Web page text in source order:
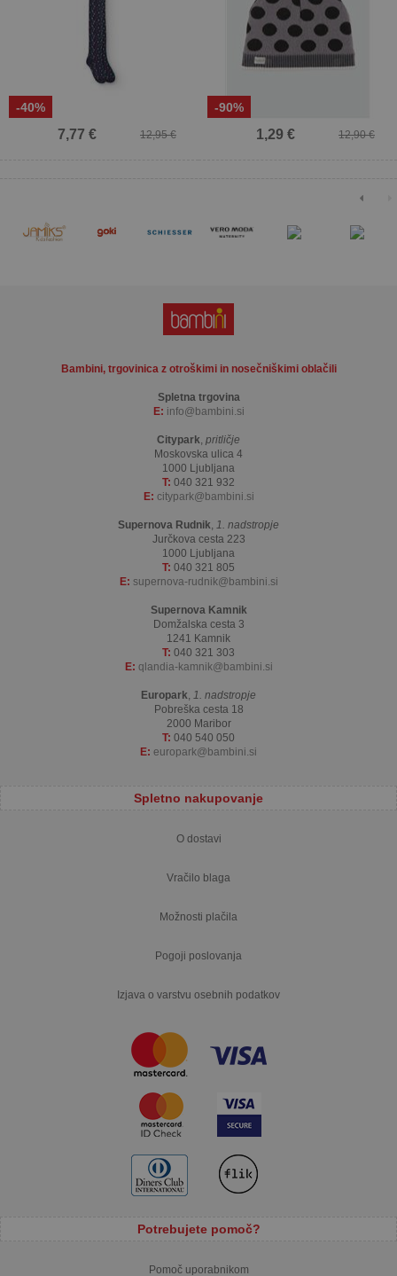
-40%
12,95 €
7,77 €
-90%
12,90 €
1,29 €
Bambini, trgovinica z otroškimi in nosečniškimi oblačili
Spletna trgovina
E: info bambini.si
Citypark, pritličje
Moskovska ulica 4
1000 Ljubljana
T: 040 321 932
E: citypark bambini.si
Supernova Rudnik, 1. nadstropje
Jurčkova cesta 223
1000 Ljubljana
T: 040 321 805
E: supernova-rudnik bambini.si
Supernova Kamnik
Domžalska cesta 3
1241 Kamnik
T: 040 321 303
E: qlandia-kamnik bambini.si
Europark, 1. nadstropje
Pobreška cesta 18
2000 Maribor
T: 040 540 050
E: europark bambini.si
Spletno nakupovanje
O dostavi
Vračilo blaga
Možnosti plačila
Pogoji poslovanja
Izjava o varstvu osebnih podatkov
Potrebujete pomoč?
Pomoč uporabnikom